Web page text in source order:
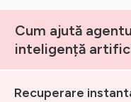
Cum ajută
inteligență
Recuperare